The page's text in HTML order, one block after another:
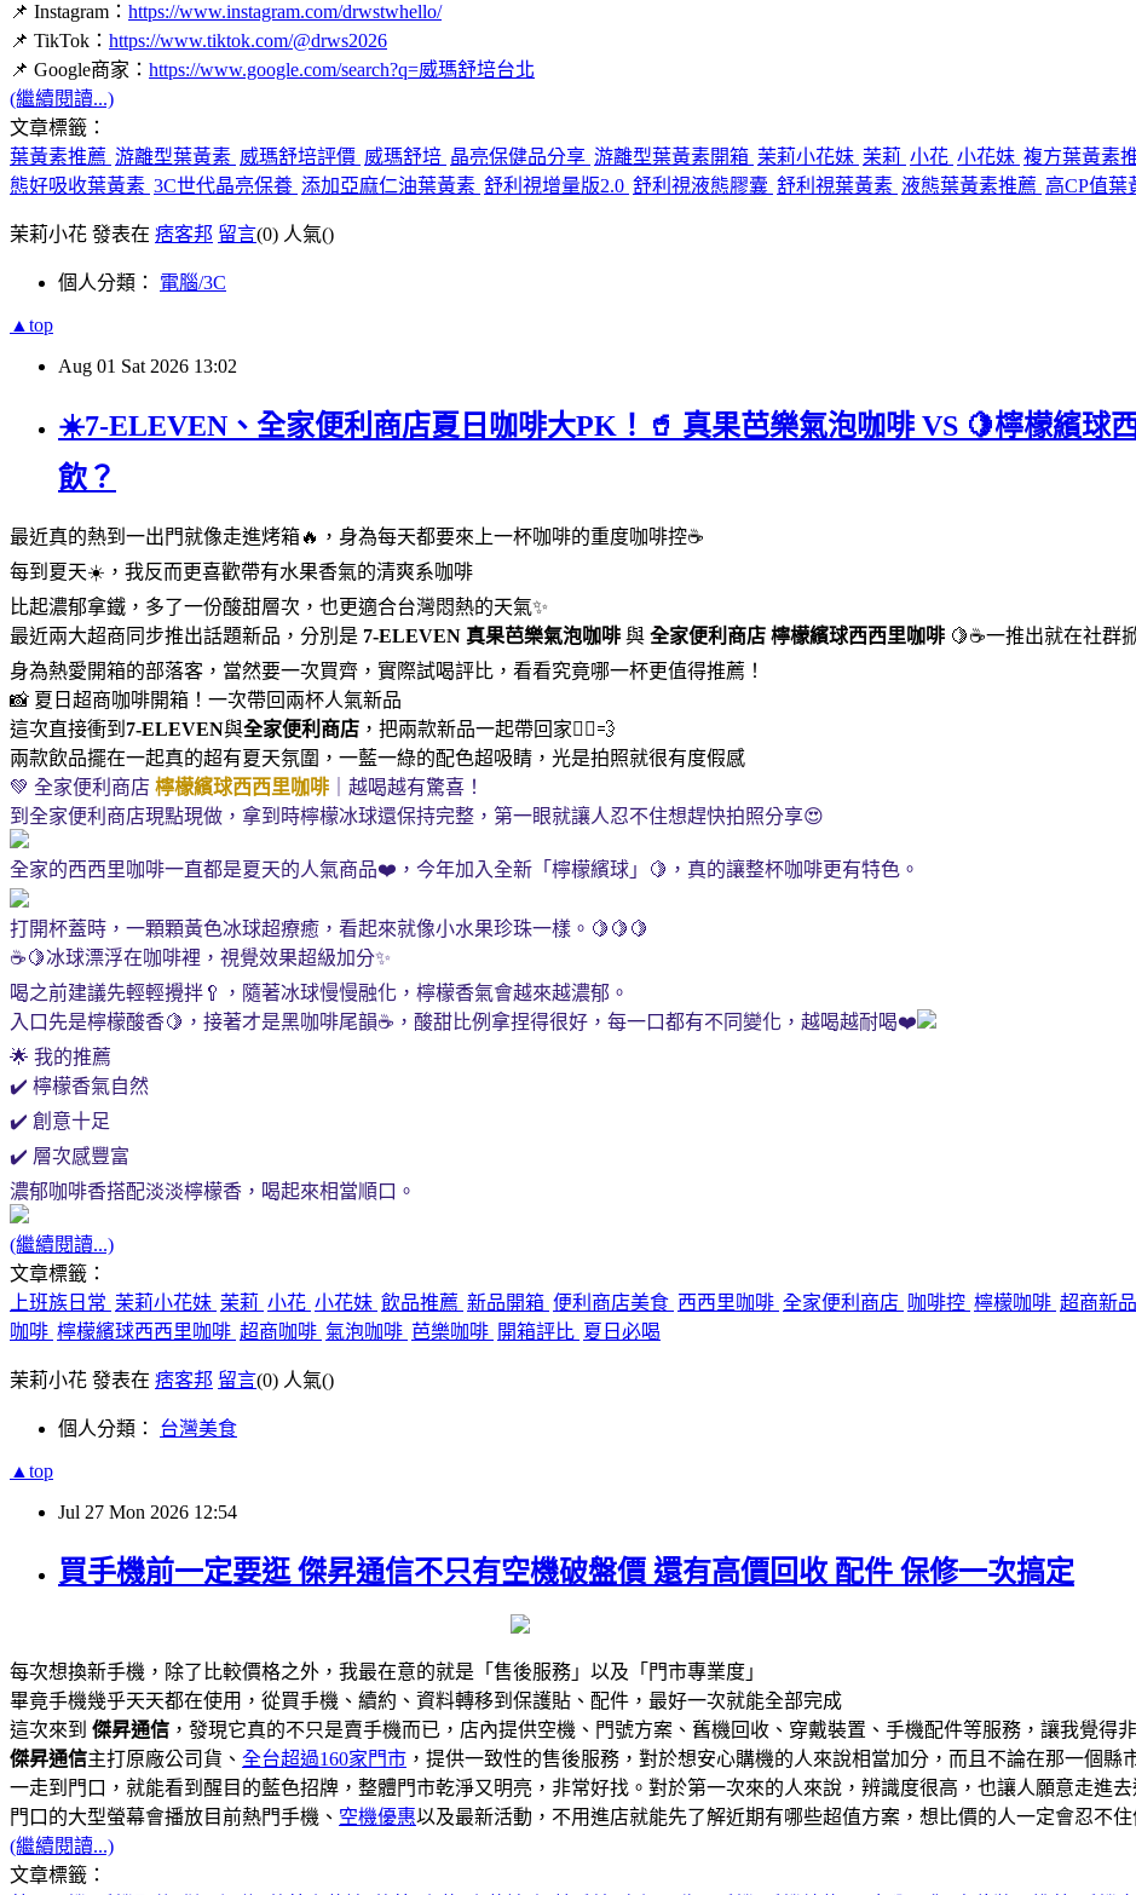
📌 Instagram： https://www.instagram.com/drwstwhello/
📌 TikTok： https://www.tiktok.com/@drws2026
📌 Google商家： https://www.google.com/search?q=威瑪舒培台北
(繼續閱讀...)
文章標籤：
葉黃素推薦 游離型葉黃素 威瑪舒培評價 威瑪舒培 晶亮保健品分享 游離型葉黃素開箱 茉莉小花妹 茉莉 小花 小花妹 複方葉黃素
態好吸收葉黃素 3C世代晶亮保養 添加亞麻仁油葉黃素 舒利視增量版2.0 舒利視液態膠囊 舒利視葉黃素 液態葉黃素推薦 高CP值葉
茉莉小花 發表在 痞客邦 留言(0) 人氣()
個人分類： 電腦/3C
▲top
Aug 01 Sat 2026 13:02
☀️7-ELEVEN、全家便利商店夏日咖啡大PK！🥤 真果芭樂氣泡咖啡 VS 🍋檸檬繽球
飲？
最近真的熱到一出門就像走進烤箱🔥，身為每天都要來上一杯咖啡的重度咖啡控☕
每到夏天☀️，我反而更喜歡帶有水果香氣的清爽系咖啡
比起濃郁拿鐵，多了一份酸甜層次，也更適合台灣悶熱的天氣✨
最近兩大超商同步推出話題新品，分別是 7-ELEVEN 真果芭樂氣泡咖啡 與 全家便利商店 檸檬繽球西西里咖啡 🍋☕一推出就在社群
身為熱愛開箱的部落客，當然要一次買齊，實際試喝評比，看看究竟哪一杯更值得推薦！
📸 夏日超商咖啡開箱！一次帶回兩杯人氣新品
這次直接衝到 7-ELEVEN與全家便利商店 ，把兩款新品一起帶回家🏃‍♀️💨
兩款飲品擺在一起真的超有夏天氛圍，一藍一綠的配色超吸睛，光是拍照就很有度假感
💚 全家便利商店 檸檬繽球西西里咖啡 ｜越喝越有驚喜！
到全家便利商店現點現做，拿到時檸檬冰球還保持完整，第一眼就讓人忍不住想趕快拍照分享😍
全家的西西里咖啡一直都是夏天的人氣商品❤️，今年加入全新「檸檬繽球」🍋，真的讓整杯咖啡更有特色。
打開杯蓋時，一顆顆黃色冰球超療癒，看起來就像小水果珍珠一樣。🍋🍋🍋
☕🍋冰球漂浮在咖啡裡，視覺效果超級加分✨
喝之前建議先輕輕攪拌🥄，隨著冰球慢慢融化，檸檬香氣會越來越濃郁。
入口先是檸檬酸香🍋，接著才是黑咖啡尾韻☕，酸甜比例拿捏得很好，每一口都有不同變化，越喝越耐喝❤️
🌟 我的推薦
✔️ 檸檬香氣自然
✔️ 創意十足
✔️ 層次感豐富
濃郁咖啡香搭配淡淡檸檬香，喝起來相當順口。
(繼續閱讀...)
文章標籤：
上班族日常 茉莉小花妹 茉莉 小花 小花妹 飲品推薦 新品開箱 便利商店美食 西西里咖啡 全家便利商店 咖啡控 檸檬咖啡 超商新品
咖啡 檸檬繽球西西里咖啡 超商咖啡 氣泡咖啡 芭樂咖啡 開箱評比 夏日必喝
茉莉小花 發表在 痞客邦 留言(0) 人氣()
個人分類： 台灣美食
▲top
Jul 27 Mon 2026 12:54
買手機前一定要逛 傑昇通信不只有空機破盤價 還有高價回收 配件 保修一次搞定
每次想換新手機，除了比較價格之外，我最在意的就是「售後服務」以及「門市專業度」
畢竟手機幾乎天天都在使用，從買手機、續約、資料轉移到保護貼、配件，最好一次就能全部完成
這次來到 傑昇通信 ，發現它真的不只是賣手機而已，店內提供空機、門號方案、舊機回收、穿戴裝置、手機配件等服務，讓我覺得
傑昇通信主打原廠公司貨、 全台超過160家門市 ，提供一致性的售後服務，對於想安心購機的人來說相當加分，而且不論在那一個縣
一走到門口，就能看到醒目的藍色招牌，整體門市乾淨又明亮，非常好找。對於第一次來的人來說，辨識度很高，也讓人願意走進去
門口的大型螢幕會播放目前熱門手機、 空機優惠以及最新活動，不用進店就能先了解近期有哪些超值方案，想比價的人一定會忍不住
(繼續閱讀...)
文章標籤：